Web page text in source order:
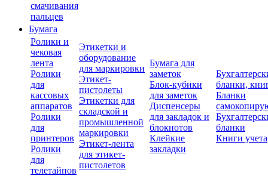
смачивания
пальцев
Бумага
Ролики и
чековая
лента
Ролики
для
кассовых
аппаратов
Ролики
для
принтеров
Ролики
для
телетайпов
Этикетки и
оборудование
для маркировки
Этикет-
пистолеты
Этикетки для
складской и
промышленной
маркировки
Этикет-лента
для этикет-
пистолетов
Бумага для
заметок
Блок-кубики
для заметок
Диспенсеры
для закладок и
блокнотов
Клейкие
закладки
бланки,
Бланки
бланки
Книги учета